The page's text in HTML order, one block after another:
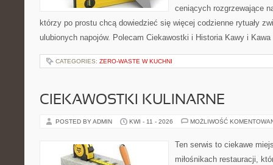
ceniących rozgrzewające
którzy po prostu chcą dowiedzieć się więcej codzienne rytuały
ulubionych napojów. Polecam Ciekawostki i Historia Kawy i
CATEGORIES: ZERO-WASTE W KUCHNI
CIEKAWOSTKI KULINARNE
POSTED BY ADMIN KWI - 11 - 2026 MOŻLIWOŚĆ
Ten serwis to ciekawe
miłośnikach restauracji,